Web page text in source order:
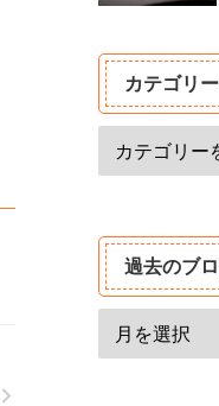
カテゴリー
過去のブ